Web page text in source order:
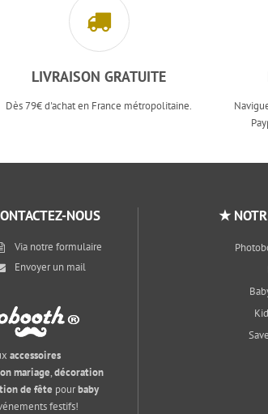
LIVRAISON GRATUITE
Dès 79€ d'achat en France métropolitaine.
NOUS
Via notre formulaire
Envoyer un mail
accessoires
mariage,décoration
de fête pourbaby
festifs!
★